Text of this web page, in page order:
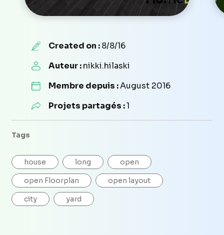
Created on :8/8/16
Auteur :nikki.hilaski
Membre depuis :August 2016
Projets partagés :1
Tags
house long open
open Floorplan open layout
city yard